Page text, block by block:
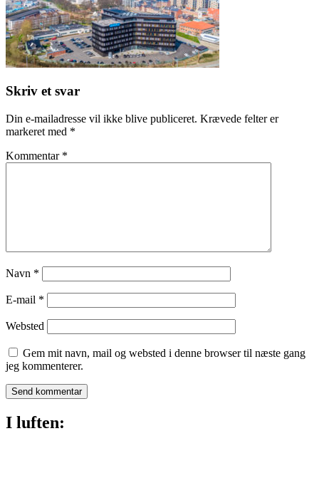
Skriv et svar
Din e-mailadresse vil ikke blive publiceret. Krævede felter er
markeret med *
Kommentar *
Navn *
E-mail *
Websted
Gem mit navn, mail og websted i denne browser til næste gang
jeg kommenterer.
I luften: